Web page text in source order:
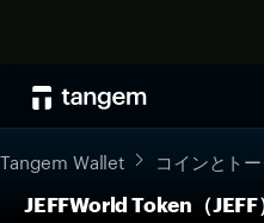
Tangem Wallet コインとト
JEFFWorld Token（